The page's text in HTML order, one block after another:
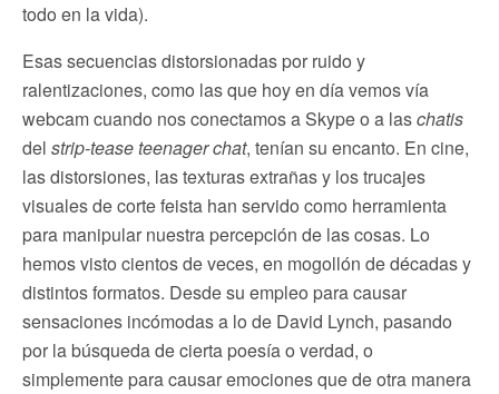
todo en la vida).
Esas secuencias distorsionadas por ruido y
ralentizaciones, como las que hoy en día vemos vía
webcam cuando nos conectamos a Skype o a laschatis
del strip-tease teenager chat, tenían su encanto. En cine,
las distorsiones, las texturas extrañas y los trucajes
visuales de corte feista han servido como herramienta
para manipular nuestra percepción de las cosas. Lo
hemos visto cientos de veces, en mogollón de décadas y
distintos formatos. Desde su empleo para causar
sensaciones incómodas a lo de David Lynch, pasando
por la búsqueda de cierta poesía o verdad, o
simplemente para causar emociones que de otra manera